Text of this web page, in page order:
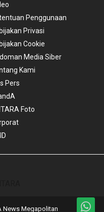
Penggunaan
Privasi
Cookie
Media Siber
Kami
Pers
Foto
News Megapolitan